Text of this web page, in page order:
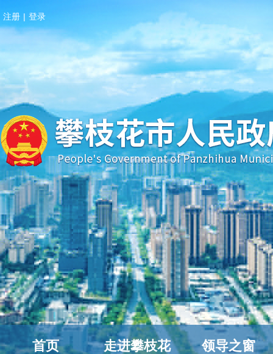
注册 | 登录
首页 走进攀枝花 领导之窗